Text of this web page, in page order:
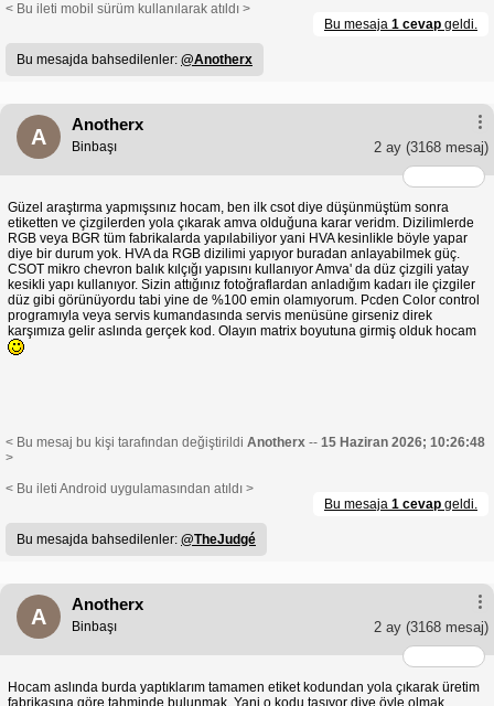
< Bu ileti mobil sürüm kullanılarak atıldı >
Bu mesaja 1 cevap geldi.
Bu mesajda bahsedilenler: @Anotherx
A
Anotherx
2 ay (3168 mesaj)
Binbaşı
Güzel araştırma yapmışsınız hocam, ben ilk csot diye düşünmüştüm sonra
etiketten ve çizgilerden yola çıkarak amva olduğuna karar veridm. Dizilimlerde
RGB veya BGR tüm fabrikalarda yapılabiliyor yani HVA kesinlikle böyle yapar
diye bir durum yok. HVA da RGB dizilimi yapıyor buradan anlayabilmek güç.
CSOT mikro chevron balık kılçığı yapısını kullanıyor Amva' da düz çizgili yatay
kesikli yapı kullanıyor. Sizin attığınız fotoğraflardan anladığım kadarı ile çizgiler
düz gibi görünüyordu tabi yine de %100 emin olamıyorum. Pcden Color control
programıyla veya servis kumandasında servis menüsüne girseniz direk
karşımıza gelir aslında gerçek kod. Olayın matrix boyutuna girmiş olduk hocam
< Bu mesaj bu kişi tarafından değiştirildi Anotherx -- 15 Haziran 2026; 10:26:48
>
< Bu ileti Android uygulamasından atıldı >
Bu mesaja 1 cevap geldi.
Bu mesajda bahsedilenler: @TheJudgé
A
Anotherx
2 ay (3168 mesaj)
Binbaşı
Hocam aslında burda yaptıklarım tamamen etiket kodundan yola çıkarak üretim
fabrikasına göre tahminde bulunmak. Yani o kodu taşıyor diye öyle olmak